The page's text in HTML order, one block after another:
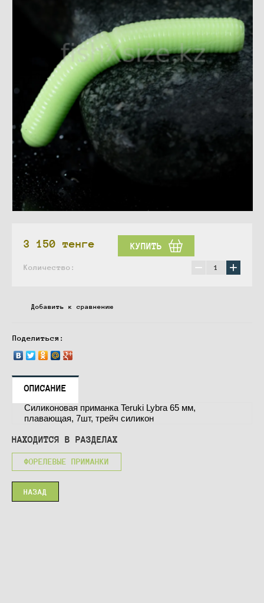
3 150 тенге КУПИТЬ
Количество: − +
Добавить к сравнению
Поделиться:
ОПИСАНИЕ
Силиконовая приманка Teruki Lybra 65 мм,
плавающая, 7шт, трейч силикон
НАХОДИТСЯ В РАЗДЕЛАХ
ФОРЕЛЕВЫЕ ПРИМАНКИ
НАЗАД